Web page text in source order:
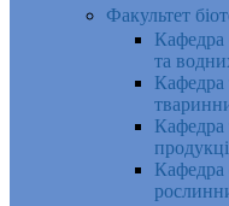
Факультет
Кафедра
та
Кафедра
Кафедра
Кафедра